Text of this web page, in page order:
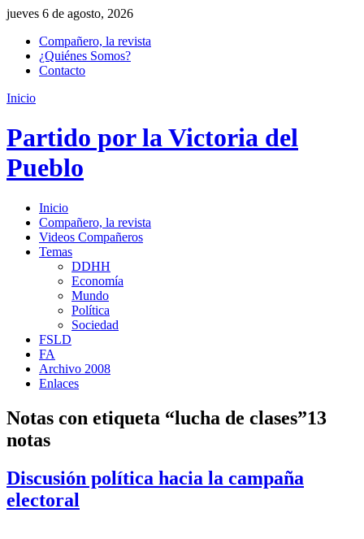
jueves 6 de agosto, 2026
Compañero, la revista
¿Quiénes Somos?
Contacto
Inicio
Partido por la Victoria del
Pueblo
Inicio
Compañero, la revista
Videos Compañeros
Temas
DDHH
Economía
Mundo
Política
Sociedad
FSLD
FA
Archivo 2008
Enlaces
Notas con etiqueta “lucha de clases”13
notas
Discusión política hacia la campaña
electoral